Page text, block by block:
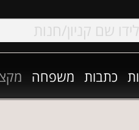
כתבות משפחה